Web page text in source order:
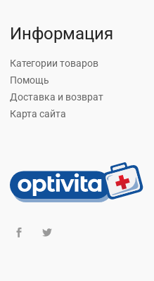
Информация
Категории товаров
Помощь
Доставка и возврат
Карта сайта